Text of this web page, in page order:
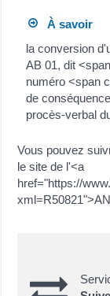
À savoir
la conversion
AB 01, dit
numéro <span
de
procès-verbal
Vous pouvez
le site de l'<a
href="https://